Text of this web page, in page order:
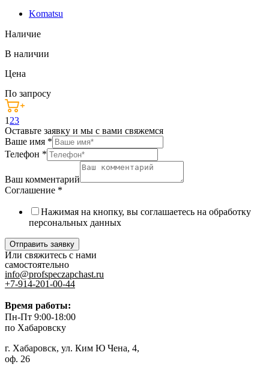
Komatsu
Наличие
В наличии
Цена
По запросу
1 23
Оставьте заявку и мы с вами свяжемся
Ваше имя *
Телефон *
Ваш комментарий
Соглашение *
Нажимая на кнопку, вы соглашаетесь на обработку
персональных данных
Отправить заявку
Или свяжитесь с нами
самостоятельно
info@profspeczapchast.ru
+7-914-201-00-44
Время работы:
Пн-Пт 9:00-18:00
по Хабаровску
г. Хабаровск, ул. Ким Ю Чена, 4,
оф. 26